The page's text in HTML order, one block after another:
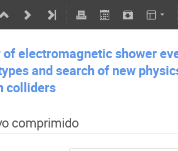
of electromagnetic shower
and search of new
colliders
comprimido